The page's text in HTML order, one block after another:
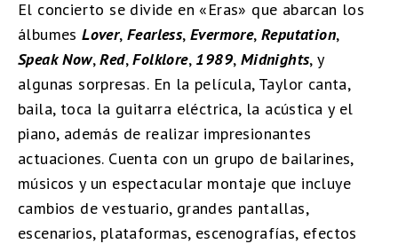
El concierto se divide en «Eras» que abarcan los
álbumesLover,Fearless,Evermore,Reputation,
Speak Now,Red,Folklore, 1989, Midnights, y
algunas sorpresas. En la película, Taylor canta,
baila, toca la guitarra eléctrica, la acústica y el
piano, además de realizar impresionantes
actuaciones. Cuenta con un grupo de bailarines,
músicos y un espectacular montaje que incluye
cambios de vestuario, grandes pantallas,
escenarios, plataformas, escenografías, efectos